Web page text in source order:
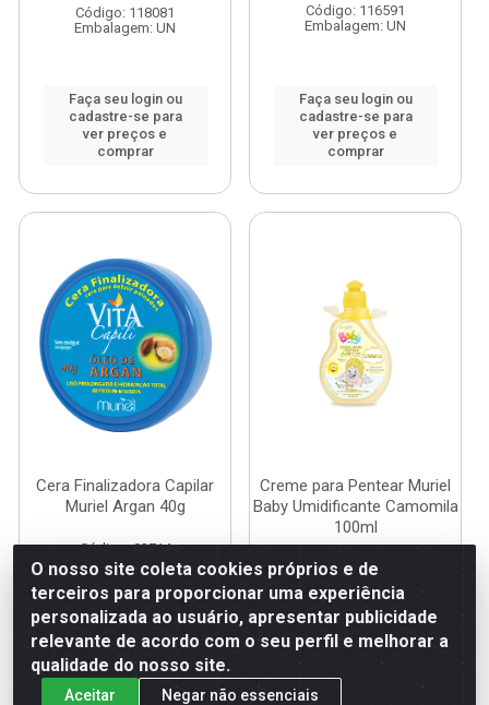
Código: 118081
Embalagem: UN
Faça seu login ou
cadastre-se para
ver preços e
comprar
Código: 116591
Embalagem: UN
Faça seu login ou
cadastre-se para
ver preços e
comprar
Cera Finalizadora Capilar
Muriel Argan 40g
Código: 83714
Embalagem: UN
Faça seu login ou
cadastre-se para
ver preços e
comprar
Creme para Pentear Muriel
Baby Umidificante Camomila
100ml
Embalagem: UN
Faça seu login ou
cadastre-se para
O nosso site coleta cookies próprios e de
terceiros para proporcionar uma experiência
personalizada ao usuário, apresentar publicidade
relevante de acordo com o seu perfil e melhorar a
qualidade do nosso site.
Aceitar
Negar não essenciais